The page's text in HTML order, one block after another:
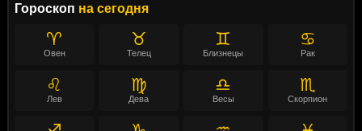
Гороскоп на сегодня
♈
Овен
♉
Телец
♊
Близнецы
♋
Рак
♌
Лев
♍
Дева
♎
Весы
♏
Скорпион